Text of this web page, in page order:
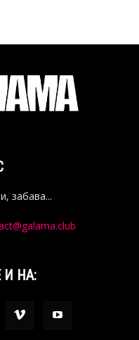
забава...
И НА: